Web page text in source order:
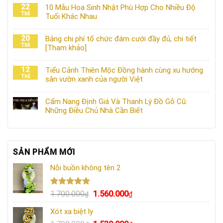
22
Th5
10 Mẫu Hoa Sinh Nhật Phù Hợp Cho Nhiều Độ
Tuổi Khác Nhau
20
Th5
Bảng chi phí tổ chức đám cưới đầy đủ, chi tiết
[Tham khảo]
12
Th5
Tiểu Cảnh Thiên Mộc Đồng hành cùng xu hướng
sân vườn xanh của người Việt
Cẩm Nang Định Giá Và Thanh Lý Đồ Gỗ Cũ:
Những Điều Chủ Nhà Cần Biết
SẢN PHẨM MỚI
Nỗi buồn không tên 2
Được xếp
5 sao
1.700.000₫
Giá
là:
1.560.000₫Giá
Xót xa biệt ly